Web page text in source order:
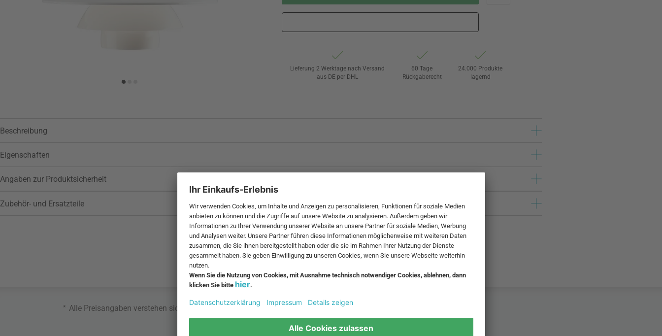
Lieferung 2 Werktage nach Versand
aus DE per DHL
60 Tage
Rückgaberecht
24.000 Produkte
lagernd
Beschreibung
Eigenschaften
Angaben zur Produktsicherheit
Zubehör- und Ersatzteile
* Alle Preisangaben verstehen sich inklusive MwSt. und zzgl.Versandkosten.